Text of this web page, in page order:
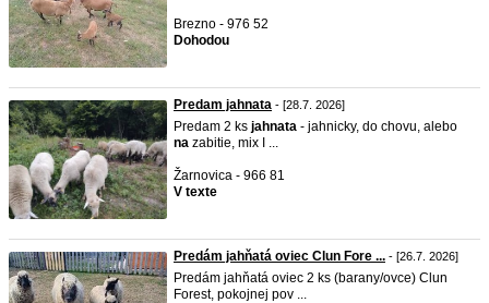
Brezno - 976 52
Dohodou
Predam jahnata - [28.7. 2026]
Predam 2 ks jahnata - jahnicky, do chovu, alebo
na zabitie, mix I ...
Žarnovica - 966 81
V texte
Predám jahňatá oviec Clun Fore ... - [26.7. 2026]
Predám jahňatá oviec 2 ks (barany/ovce) Clun
Forest, pokojnej pov ...